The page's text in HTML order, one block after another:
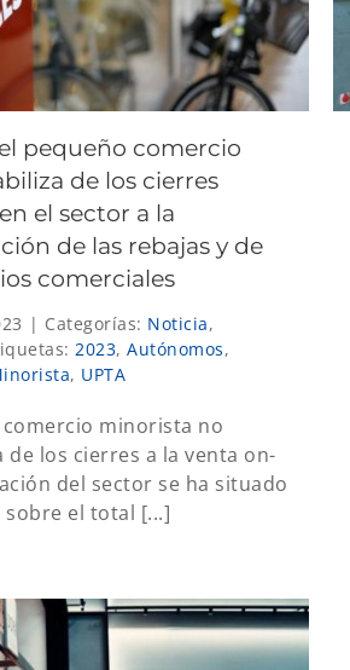
pequeño comercio
de los cierres
el sector a la
de las rebajas y de
comerciales
| Categorías: Noticia,
2023, Autónomos,
, UPTA
comercio minorista no
de los cierres a la venta on-
del sector se ha situado
sobre el total [...]